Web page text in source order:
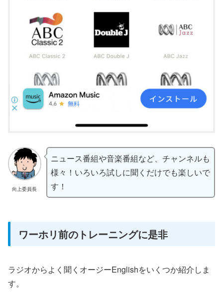
向上委員長
ニュース番組や音楽番組など、チャンネルも
様々！いろいろ試しに聞くだけでも楽しいで
す！
ワーホリ前のトレーニングに是非
ラジオからよく聞くオージーEnglishをいくつか紹介しま
す。